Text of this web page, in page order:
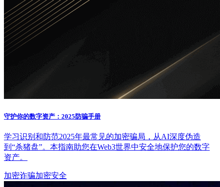
守护你的数字资产：2025防骗手册
学习识别和防范2025年最常见的加密骗局，从AI深度伪造
到“杀猪盘”。本指南助您在Web3世界中安全地保护您的数字
资产。
加密诈骗加密安全